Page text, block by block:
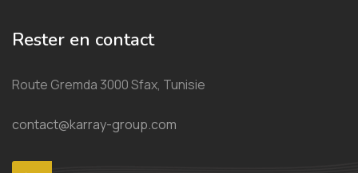
Rester en contact
Route Gremda 3000 Sfax, Tunisie
contact@karray-group.com